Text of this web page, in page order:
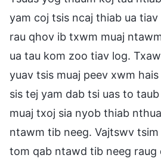
yam coj tsis ncaj thiab ua
rau qhov ib txwm muaj
ua tau kom zoo tiav log.
yuav tsis muaj peev xwm
sis tej yam dab tsi uas to
muaj txoj sia nyob thiab
ntawm tib neeg. Vajtswv
tom qab ntawd tib neeg raug